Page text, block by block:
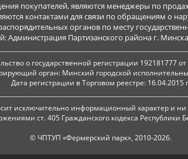
покупателей, являются менеджеры по
контактами для связи по обращениям о
органов по месту
Партизанского района г.
о государственной регистрации 192181777 от
орган: Минский городской
Дата регистрации в Торговом реестре: 16.04.2015
исключительно информационный характер и ни
ст. 405 Гражданского кодекса Республики
© ЧПТУП «Фермерский парк», 2010-2026.